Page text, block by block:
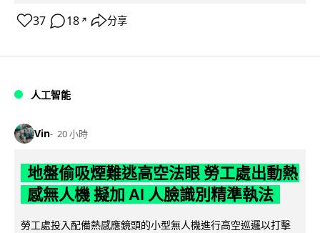
37 18 ↗ 分享
人工智能
Vin 20 小時
地盤偷吸煙難逃高空法眼 勞工處出動熱
感無人機 擬加 AI 人臉識別精準執法
勞工處投入配備熱感應鏡頭的小型無人機進行高空巡邏以打擊